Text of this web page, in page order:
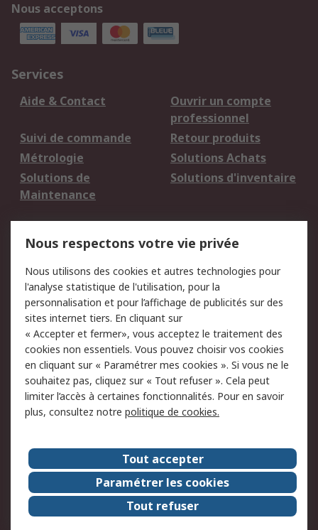
Nous acceptons
Services
Aide & Contact
Ouvrir un compte
professionnel
Suivi de commande
Retour produits
Métrologie
Solutions Achats
Solutions de
Maintenance
Solutions d'inventaire
du site
Politique de protection
des données - Mise à
jour
Sécurité des E-mails
Conditions générales
de vente
Politique anti-
corruption
Campagnes marketing
A propos de RS
A propos de RS France
Evénements
Le groupe RS Group Plc
Presse
RS dans le monde
Démarche RSE
Nous rejoindre
RS Particuliers
Nous respectons votre vie privée
Nous utilisons des cookies et autres technologies pour
l'analyse statistique de l'utilisation, pour la
personnalisation et pour l’affichage de publicités sur des
sites internet tiers. En cliquant sur
« Accepter et fermer», vous acceptez le traitement des
cookies non essentiels. Vous pouvez choisir vos cookies
en cliquant sur « Paramétrer mes cookies ». Si vous ne le
souhaitez pas, cliquez sur « Tout refuser ». Cela peut
limiter l’accès à certaines fonctionnalités. Pour en savoir
plus, consultez notre politique de cookies.
Tout accepter
Paramétrer les cookies
Tout refuser